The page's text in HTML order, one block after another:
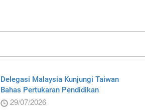
Delegasi Malaysia Kunjungi Taiwan
Bahas Pertukaran Pendidikan
29/07/2026